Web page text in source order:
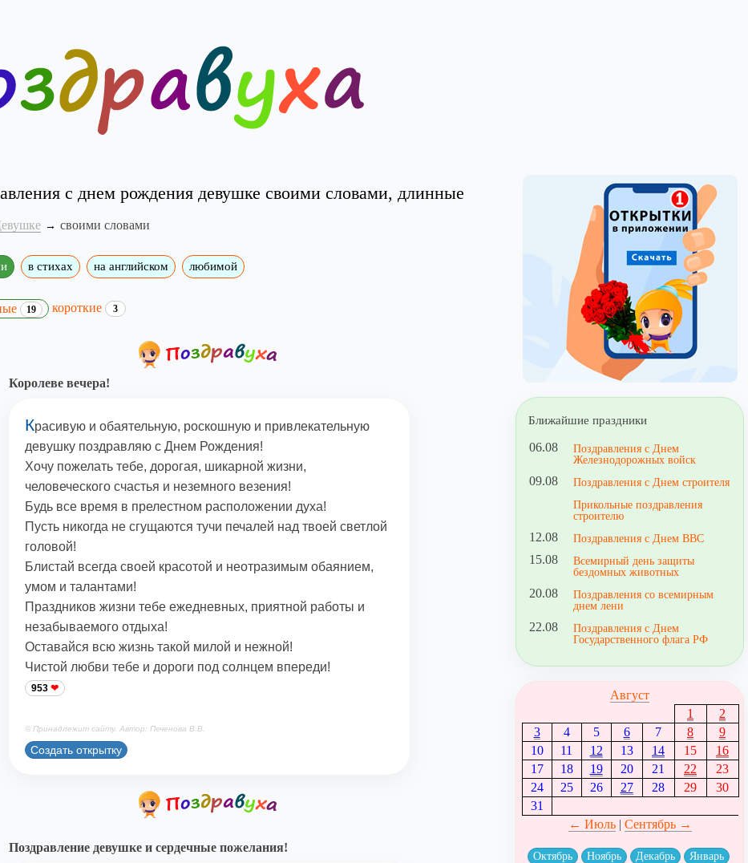
с днем рождения девушке своими словами, длинные
своими словами
в стихах на английском любимой
19 короткие 3
Королеве вечера!
Красивую и обаятельную, роскошную и привлекательную
девушку поздравляю с Днем Рождения!
Хочу пожелать тебе, дорогая, шикарной жизни,
человеческого счастья и неземного везения!
Будь все время в прелестном расположении духа!
Пусть никогда не сгущаются тучи печалей над твоей светлой
головой!
Блистай всегда своей красотой и неотразимым обаянием,
умом и талантами!
Праздников жизни тебе ежедневных, приятной работы и
незабываемого отдыха!
Оставайся всю жизнь такой милой и нежной!
Чистой любви тебе и дороги под солнцем впереди!
953
© Принадлежит сайту. Автор: Печенова В.В.
Создать открытку
Поздравление девушке и сердечные пожелания!
Ближайшие праздники
06.08
Поздравления с Днем
Железнодорожных войск
09.08
Поздравления с Днем строителя
Прикольные поздравления
строителю
12.08 Поздравления с Днем ВВС
15.08
Всемирный день защиты
бездомных животных
20.08
Поздравления со всемирным
днем лени
22.08
Поздравления с Днем
Государственного флага РФ
Август
1
2
3
4 5 6 7 8
9
10
11 12 13 14 15
16
17
18 19 20 21 22
23
24
25 26 27 28 29
30
31
← Июль| Сентябрь →
Октябрь Ноябрь Декабрь
Январь